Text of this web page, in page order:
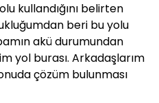
kullandığını belirten
beri bu yolu
akü durumundan
yol burası. Arkadaşlarım
çözüm bulunması